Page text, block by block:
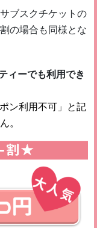
ブスクチケットの
の場合も同様とな
ィーでも利用でき
ン利用不可」と記
。